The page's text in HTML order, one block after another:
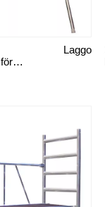
Trappbock, med förlängningsben
Laggo